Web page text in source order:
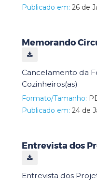
Publicado em: 26 de
Memorando
Cancelamento da
Cozinheiros(as)
Formato/Tamanho:
Publicado em: 24 de
Entrevista dos
Entrevista dos